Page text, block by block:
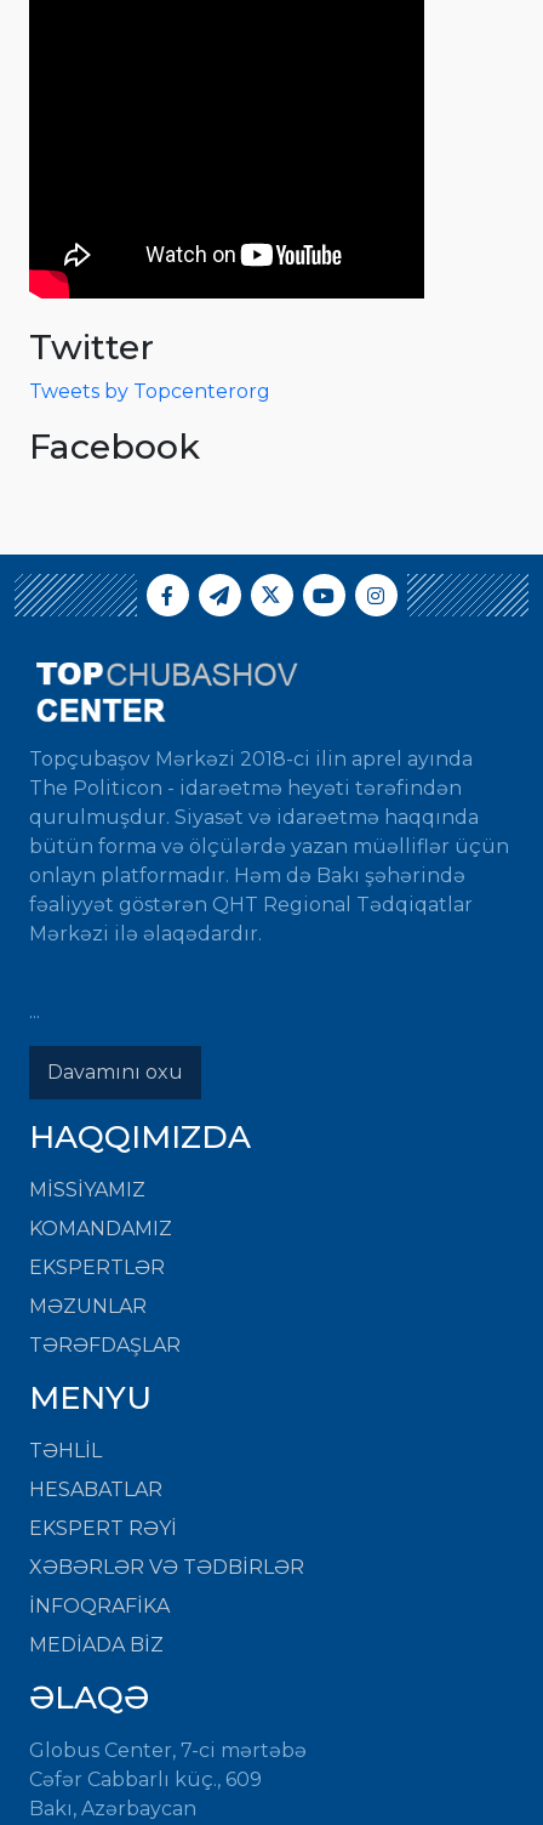
Twitter
Tweets by Topcenterorg
Facebook
Topçubaşov Mərkəzi 2018-ci ilin aprel ayında
The Politicon - idarəetmə heyəti tərəfindən
qurulmuşdur. Siyasət və idarəetmə haqqında
bütün forma və ölçülərdə yazan müəlliflər üçün
onlayn platformadır. Həm də Bakı şəhərində
fəaliyyət göstərən QHT Regional Tədqiqatlar
Mərkəzi ilə əlaqədardır.
...
Davamını oxu
HAQQIMIZDA
MISSIYAMIZ
KOMANDAMIZ
EKSPERTLƏR
MƏZUNLAR
TƏRƏFDAŞLAR
MENYU
TƏHLİL
HESABATLAR
EKSPERT RƏYİ
XƏBƏRLƏR VƏ TƏDBİRLƏR
İNFOQRAFİKA
MEDİADA BİZ
ƏLAQƏ
Globus Center, 7-ci mərtəbə
Cəfər Cabbarlı küç., 609
Bakı, Azərbaycan